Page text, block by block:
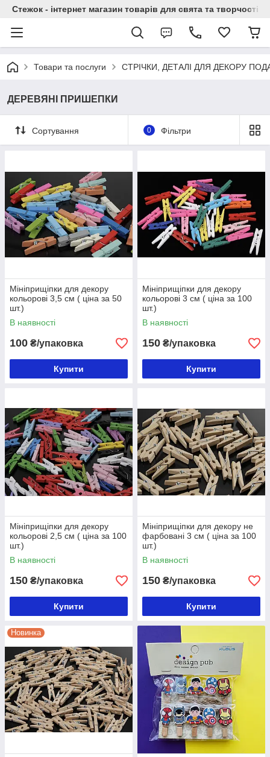
Стежок - інтернет магазин товарів для свята та творчості
Товари та послуги СТРІЧКИ, ДЕТАЛІ ДЛЯ ДЕКОРУ
ДЕРЕВЯНІ ПРИШЕПКИ
Сортування 0 Фільтри
Мініприщіпки для декору
кольорові 3,5 см ( ціна за 50
шт.)
В наявності
100 ₴/упаковка
Купити
Мініприщіпки для декору
кольорові 3 см ( ціна за 100
шт.)
В наявності
150 ₴/упаковка
Купити
Мініприщіпки для декору
кольорові 2,5 см ( ціна за 100
шт.)
В наявності
150 ₴/упаковка
Купити
Мініприщіпки для декору не
фарбовані 3 см ( ціна за 100
шт.)
В наявності
150 ₴/упаковка
Купити
Новинка